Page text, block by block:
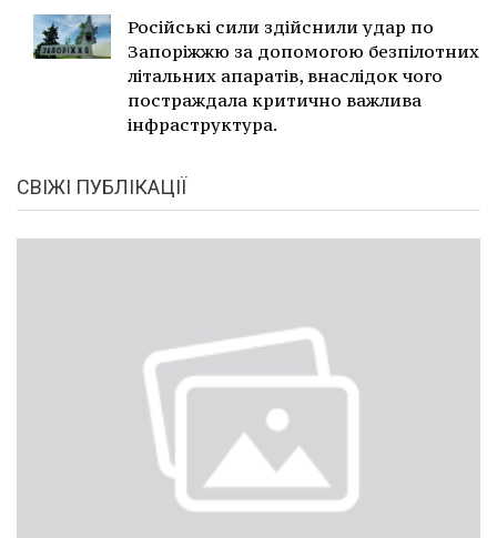
Російські сили здійснили удар по
Запоріжжю за допомогою безпілотних
літальних апаратів, внаслідок чого
постраждала критично важлива
інфраструктура.
СВІЖІ ПУБЛІКАЦІЇ